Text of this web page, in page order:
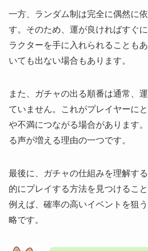
一方、ランダム制は完全に偶然に
す。そのため、運が良ければすぐ
ラクターを手に入れられることもあ
いても出ない場合もあります。
また、ガチャの出る順番は通常、
ていません。これがプレイヤーに
や不満につながる場合があります
る声が増える理由の一つです。
最後に、ガチャの仕組みを理解す
的にプレイする方法を見つけること
例えば、確率の高いイベントを狙
略です。